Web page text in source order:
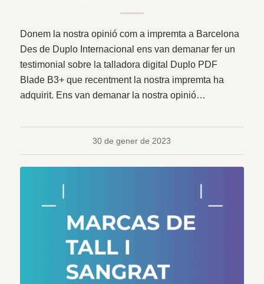
Donem la nostra opinió com a impremta a Barcelona
Des de Duplo Internacional ens van demanar fer un
testimonial sobre la talladora digital Duplo PDF
Blade B3+ que recentment la nostra impremta ha
adquirit. Ens van demanar la nostra opinió…
30 de gener de 2023